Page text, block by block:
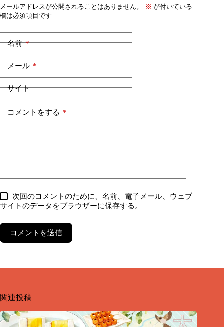
メールアドレスが公開されることはありません。 ※ が付いている
欄は必須項目です
名前*
メール*
サイト
コメントをする *
次回のコメントのために、名前、電子メール、ウェブ
サイトのデータをブラウザーに保存する。
コメントを送信
関連投稿